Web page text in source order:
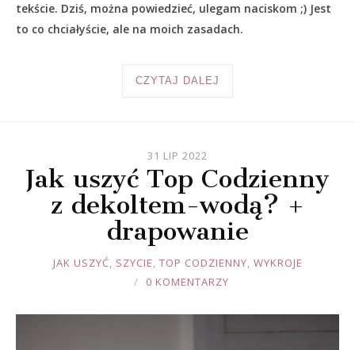
tekście. Dziś, można powiedzieć, ulegam naciskom ;) Jest
to co chciałyście, ale na moich zasadach.
CZYTAJ DALEJ
31 LIP 2022
Jak uszyć Top Codzienny
z dekoltem-wodą? +
drapowanie
JOULE
JAK USZYĆ, SZYCIE, TOP CODZIENNY, WYKROJE
0 KOMENTARZY